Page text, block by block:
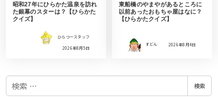
昭和27年にひらかた温泉を訪れ
た銀幕のスターは？【ひらかた
クイズ】
ひらつースタッフ
2026年8月5日
東船橋のやまやがあるところに
以前あったおもちゃ屋はなに？
【ひらかたクイズ】
すどん 2026年8月4日
検
検索